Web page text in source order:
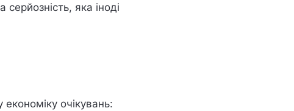
яка іноді
очікувань: